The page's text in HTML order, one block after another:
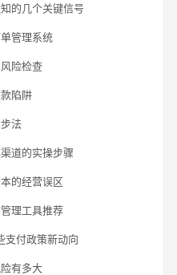
的几个关键信号
管理系统
险检查
陷阱
法
道的实操步骤
的经营误区
理工具推荐
支付政策新动向
有多大